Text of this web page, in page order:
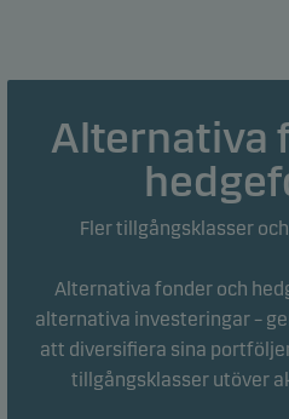
Alternativa
Fler tillgångsklasser
Alternativa fonder och
alternativa investeringar –
att diversifiera sina
tillgångsklasser utöver